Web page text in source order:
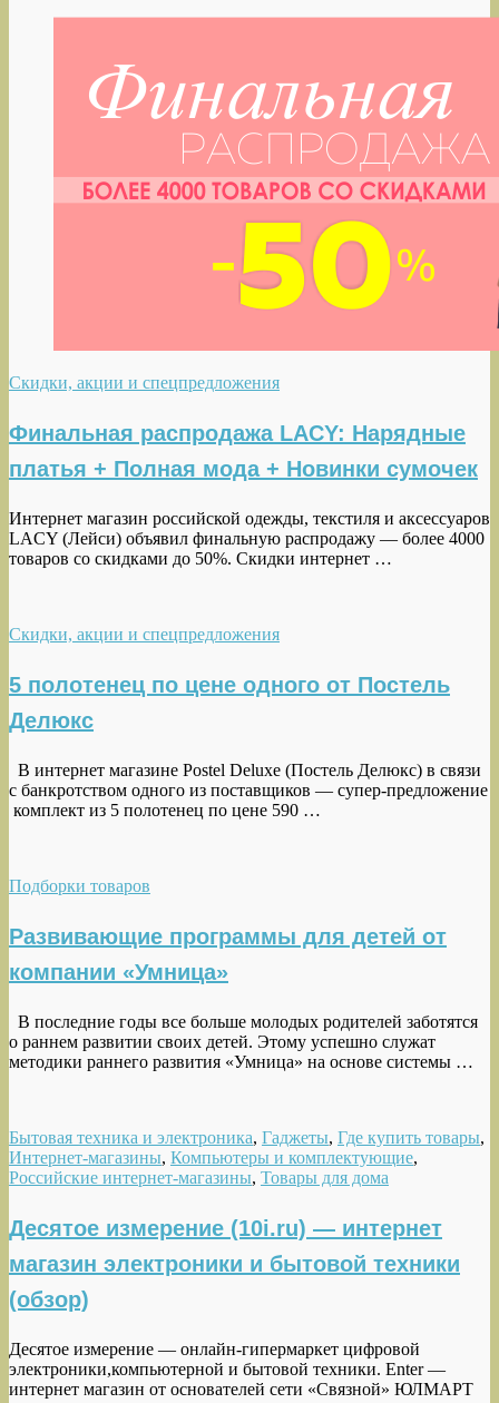
Скидки, акции и спецпредложения
Финальная распродажа LACY: Нарядные
платья + Полная мода + Новинки сумочек
Интернет магазин российской одежды, текстиля и аксессуаров
LACY (Лейси) объявил финальную распродажу — более 4000
товаров со скидками до 50%. Скидки интернет …
Скидки, акции и спецпредложения
5 полотенец по цене одного от Постель
Делюкс
В интернет магазине Postel Deluxe (Постель Делюкс) в связи
с банкротством одного из поставщиков — супер-предложение
комплект из 5 полотенец по цене 590 …
Подборки товаров
Развивающие программы для детей от
компании «Умница»
В последние годы все больше молодых родителей заботятся
о раннем развитии своих детей. Этому успешно служат
методики раннего развития «Умница» на основе системы …
Бытовая техника и электроника, Гаджеты, Где купить товары,
Интернет-магазины, Компьютеры и комплектующие,
Российские интернет-магазины, Товары для дома
Десятое измерение (10i.ru) — интернет
магазин электроники и бытовой техники
(обзор)
Десятое измерение — онлайн-гипермаркет цифровой
электроники,компьютерной и бытовой техники. Enter —
интернет магазин от основателей сети «Связной» ЮЛМАРТ